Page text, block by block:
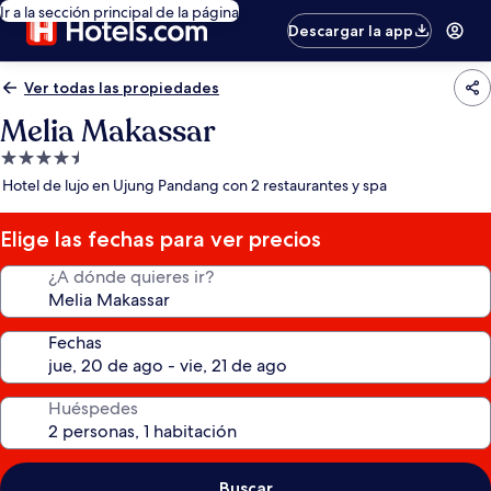
Ir a la sección principal de la página
Descargar la app
Ver todas las propiedades
Melia Makassar
Propiedad
de
estrellas
Hotel de lujo en Ujung Pandang con 2 restaurantes y spa
Elige las fechas para ver precios
¿A dónde quieres ir?
Fechas
Huéspedes